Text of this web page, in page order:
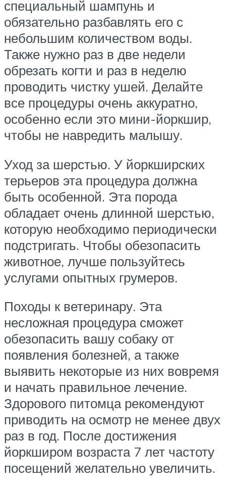
специальный шампунь и
обязательно разбавлять его с
небольшим количеством воды.
Также нужно раз в две недели
обрезать когти и раз в неделю
проводить чистку ушей. Делайте
все процедуры очень аккуратно,
особенно если это мини-йоркшир,
чтобы не навредить малышу.
Уход за шерстью. У йоркширских
терьеров эта процедура должна
быть особенной. Эта порода
обладает очень длинной шерстью,
которую необходимо периодически
подстригать. Чтобы обезопасить
животное, лучше пользуйтесь
услугами опытных грумеров.
Походы к ветеринару. Эта
несложная процедура сможет
обезопасить вашу собаку от
появления болезней, а также
выявить некоторые из них вовремя
и начать правильное лечение.
Здорового питомца рекомендуют
приводить на осмотр не менее двух
раз в год. После достижения
йоркширом возраста 7 лет частоту
посещений желательно увеличить.